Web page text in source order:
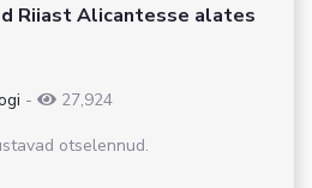
Riiast Alicantesse alates
-
27,924
otselennud.